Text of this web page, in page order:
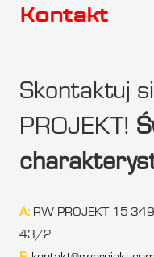
Kontakt
Skontaktuj
PROJEKT!
A: RW PROJEKT 15-
43/2